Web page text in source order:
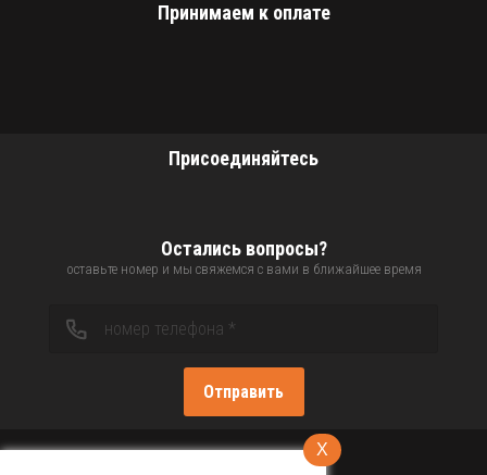
Принимаем к оплате
Присоединяйтесь
Остались вопросы?
оставьте номер и мы свяжемся с вами в ближайшее время
Отправить
X